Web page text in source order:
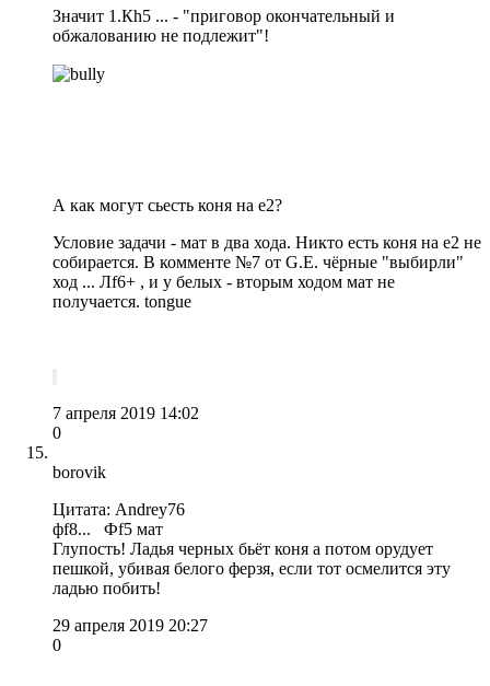
Значит 1.Кh5 ... - "приговор окончательный и
обжалованию не подлежит"!
А как могут сьесть коня на е2?
Условие задачи - мат в два хода. Никто есть коня на е2 не
собирается. В комменте №7 от G.E. чёрные "выбирли"
ход ... Лf6+ , и у белых - вторым ходом мат не
получается. tongue
7 апреля 2019 14:02
0
borovik
Цитата: Andrey76
фf8... Фf5 мат
Глупость! Ладья черных бьёт коня а потом орудует
пешкой, убивая белого ферзя, если тот осмелится эту
ладью побить!
29 апреля 2019 20:27
0